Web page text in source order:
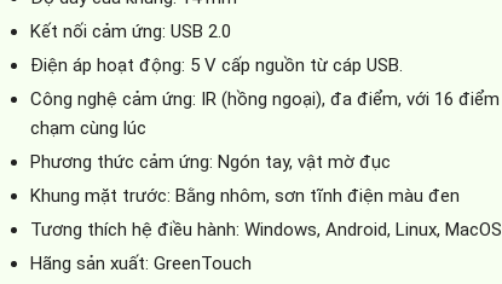
Kết nối cảm ứng: USB 2.0
Điện áp hoạt động: 5 V cấp nguồn từ cáp USB.
Công nghệ cảm ứng: IR (hồng ngoại), đa điểm, với 16 điểm
chạm cùng lúc
Phương thức cảm ứng: Ngón tay, vật mờ đục
Khung mặt trước: Bằng nhôm, sơn tĩnh điện màu đen
Tương thích hệ điều hành: Windows, Android, Linux, MacOS
Hãng sản xuất: GreenTouch